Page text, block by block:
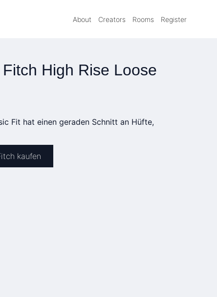
About Creators Rooms Register
High Rise Loose
Fit hat einen geraden Schnitt an Hüfte,
kaufen